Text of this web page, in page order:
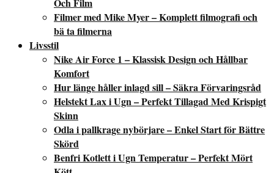
Filmer med Mike Myer – Komplett filmografi och
bä ta filmerna
Livsstil
Nike Air Force 1 – Klassisk Design och Hållbar
Komfort
Hur länge håller inlagd sill – Säkra Förvaringsråd
Helstekt Lax i Ugn – Perfekt Tillagad Med Krispigt
Skinn
Odla i pallkrage nybörjare – Enkel Start för Bättre
Skörd
Benfri Kotlett i Ugn Temperatur – Perfekt Mört